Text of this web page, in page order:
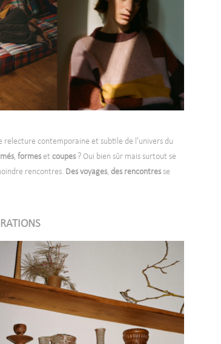
relecture contemporaine et subtile de l'univers du
, formeset coupes? Oui bien sûr mais surtout se
rencontres. Des voyages, des rencontresse